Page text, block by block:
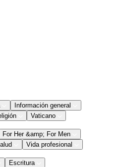
Información general
Vaticano
For Her &amp; For Men
Vida profesional
Escritura